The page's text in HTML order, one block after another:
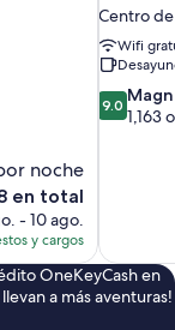
noche
en total
- 10 ago.
y cargos
Centro
Wifi
9.0
de
9.0
1,163
OneKeyCash en
a más aventuras!